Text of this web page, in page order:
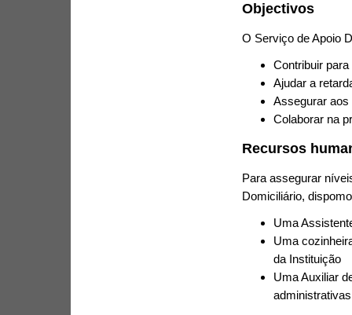
Objectivos
O Serviço de Apoio
Contribuir
Ajudar a
Assegurar
Colaborar na
Recursos
Para assegurar
Domiciliário,
Uma
Uma
da Instituição
Uma Auxiliar